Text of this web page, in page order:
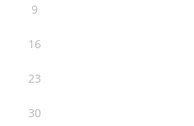
9
16
23
30